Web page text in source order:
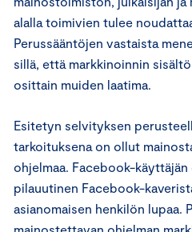
alalla toimivien tulee
Perussääntöjen vastaista
sillä, että markkinoinnin
osittain muiden laatima.
Esitetyn selvityksen
tarkoituksena on ollut
ohjelmaa. Facebook-
pilauutinen Facebook-
asianomaisen henkilön lupaa.